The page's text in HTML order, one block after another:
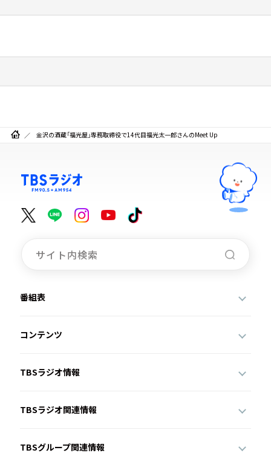
金沢の酒蔵「福光屋」専務取締役で14代目福光太一郎さんのMeet Up
番組表
コンテンツ
TBSラジオ情報
TBSラジオ関連情報
TBSグループ関連情報